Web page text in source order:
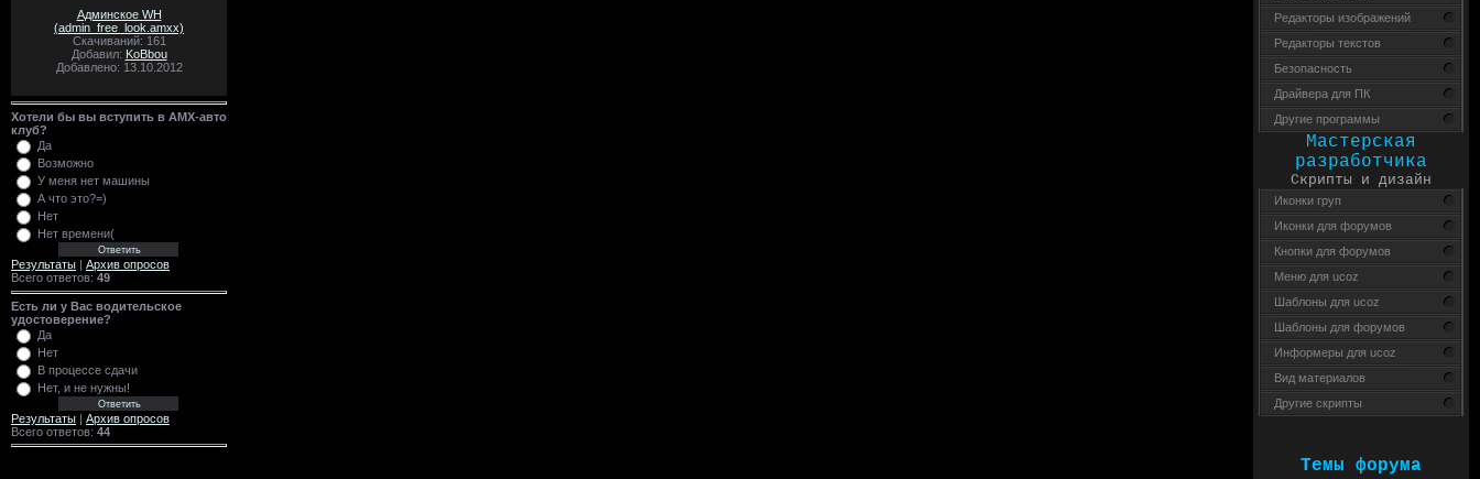
Админское WH
(admin_free_look.amxx)
Скачиваний: 161
Добавил: KoBbou
Добавлено: 13.10.2012
Хотели бы вы вступить в AMX-авто
клуб?
Да
Возможно
У меня нет машины
А что это?=)
Нет
Нет времени(
Результаты
Архив опросов
Всего ответов: 49
Есть ли у Вас водительское
удостоверение?
Да
Нет
В процессе сдачи
Нет, и не нужны!
Результаты | Архив опросов
Всего ответов: 44
Редакторы изображений
Редакторы текстов
Безопасность
Драйвера для ПК
Другие программы
Мастерская
разработчика
Скрипты и дизайн
Иконки груп
Иконки для форумов
Кнопки для форумов
Меню для ucoz
Шаблоны для ucoz
Шаблоны для форумов
Информеры для ucoz
Вид материалов
Другие скрипты
Темы форума